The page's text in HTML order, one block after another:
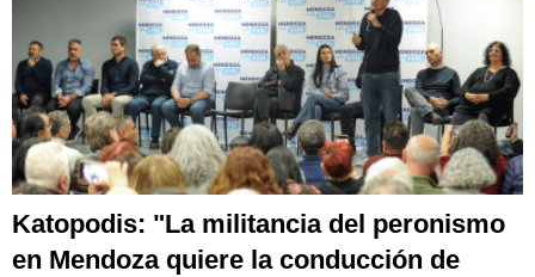
Katopodis: "La militancia del peronismo
en Mendoza quiere la conducción de